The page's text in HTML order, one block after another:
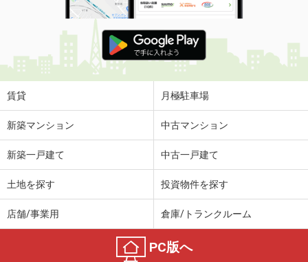
賃貸 月極駐車場
新築マンション 中古マンション
新築一戸建て 中古一戸建て
土地を探す 投資物件を探す
店舗/事業用 倉庫/トランクルーム
PC版へ